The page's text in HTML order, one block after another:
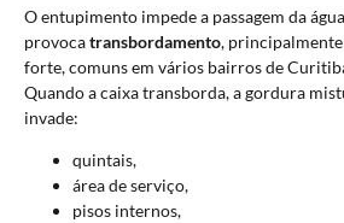
O entupimento impede a passagem da
provocatransbordamento,
forte, comuns em vários bairros de
Quando a caixa transborda, a gordura
invade:
quintais,
área de serviço,
pisos internos,